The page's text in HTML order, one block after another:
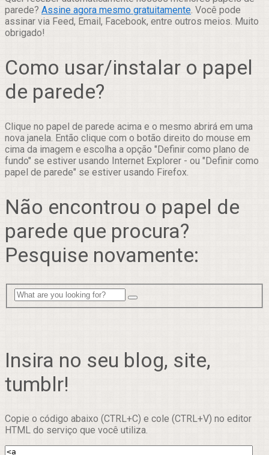
parede? Assine agora mesmo gratuitamente. Você pode
assinar via Feed, Email, Facebook, entre outros meios. Muito
obrigado!
Como usar/instalar o papel
de parede?
Clique no papel de parede acima e o mesmo abrirá em uma
nova janela. Então clique com o botão direito do mouse em
cima da imagem e escolha a opção "Definir como plano de
fundo" se estiver usando Internet Explorer - ou "Definir como
papel de parede" se estiver usando Firefox.
Não encontrou o papel de
parede que procura?
Pesquise novamente:
Insira no seu blog, site,
tumblr!
Copie o código abaixo (CTRL+C) e cole (CTRL+V) no editor
HTML do serviço que você utiliza.